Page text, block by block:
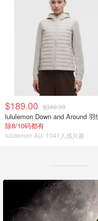
$189.00 $349.00
除8/10码都有
lululemon AU 1041人感兴趣